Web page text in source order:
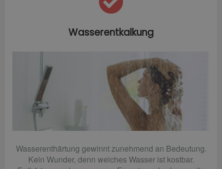
Wasserentkalkung
Wasserenthärtung gewinnt zunehmend an Bedeutung.
Kein Wunder, denn weiches Wasser ist kostbar.